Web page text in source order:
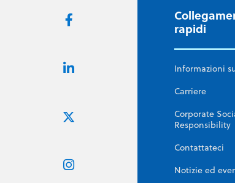
rapidi
Informazioni
Carriere
Corporate
Responsibility
Contattateci
Notizie ed